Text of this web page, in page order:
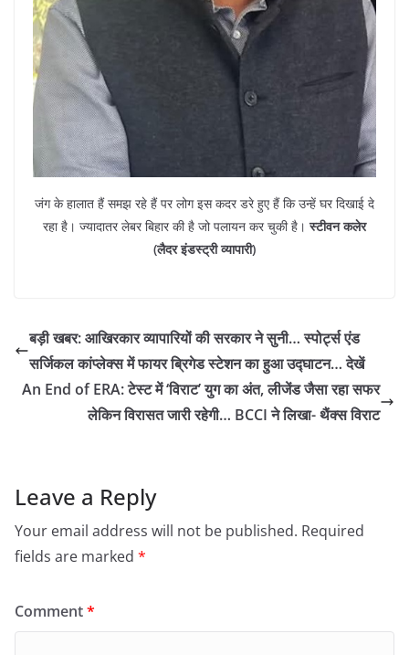
जंग के हालात हैं समझ रहे हैं पर लोग इस कदर डरे हुए हैं कि उन्हें घर दिखाई दे
रहा है। ज्यादातर लेबर बिहार की है जो पलायन कर चुकी है।स्टीवन कलेर
(लैदर इंडस्ट्री व्यापारी)
बड़ी खबर: आखिरकार व्यापारियों की सरकार ने सुनी… स्पोर्ट्स एंड
सर्जिकल कांप्लेक्स में फायर ब्रिगेड स्टेशन का हुआ उद्घाटन… देखें
An End of ERA: टेस्ट में ‘विराट’ युग का अंत, लीजेंड जैसा रहा सफर
लेकिन विरासत जारी रहेगी… BCCI ने लिखा- थैंक्स विराट
Leave a Reply
Your email address will not be published. Required
fields are marked *
Comment*